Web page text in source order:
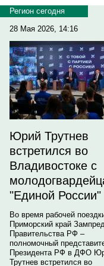
Регион сегодня
28 Мая 2026, 14:16
Юрий Трутнев
встретился во
Владивостоке с
"Единой России"
Во время рабочей
Приморский край
Правительства РФ –
полномочный
Президента РФ в ДФО
Трутнев встретился во